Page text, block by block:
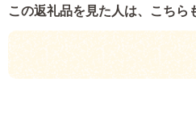
この返礼品を見た人は、こちら